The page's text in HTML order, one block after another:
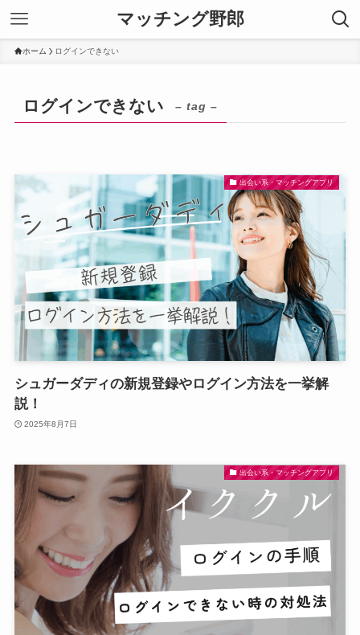
マッチング野郎
ホーム ログインできない
ログインできない – tag –
出会い系・マッチングアプリ
シュガーダディの新規登録やログイン方法を一挙解
説！
2025年8月7日
出会い系・マッチングアプリ